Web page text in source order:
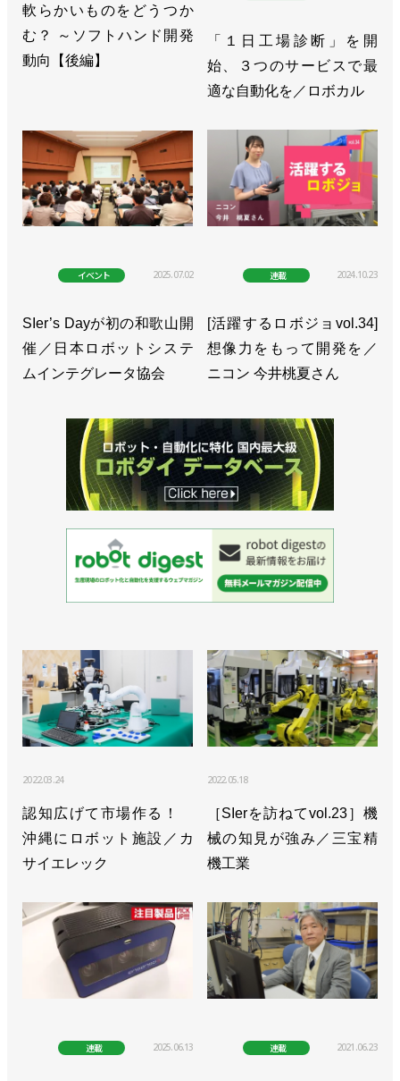
軟らかいものをどうつか
む？ ～ソフトハンド開発
動向【後編】
「１日工場診断」を開
始、３つのサービスで最
適な自動化を／ロボカル
イベント 2025.07.02
SIer’s Dayが初の和歌山開
催／日本ロボットシステ
ムインテグレータ協会
連載 2024.10.23
[活躍するロボジョvol.34]
想像力をもって開発を／
ニコン 今井桃夏さん
2022.03.24
認知広げて市場作る！
沖縄にロボット施設／カ
サイエレック
2022.05.18
［SIerを訪ねてvol.23］機
械の知見が強み／三宝精
機工業
連載 2025.06.13 連載 2021.06.23